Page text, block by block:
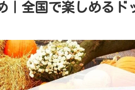
｜全国で楽しめるド